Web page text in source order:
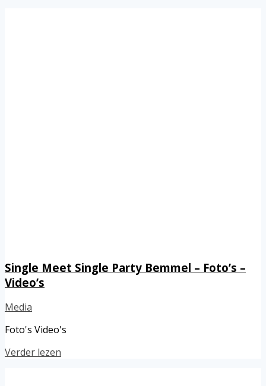
Single Meet Single Party Bemmel – Foto’s –
Video’s
Media
Foto's Video's
Verder lezen